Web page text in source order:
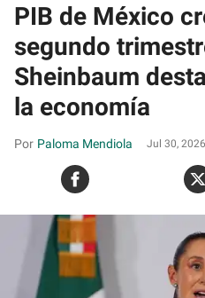
PIB de México
segundo
Sheinbaum
la economía
Paloma Mendiola Jul 30, 2026